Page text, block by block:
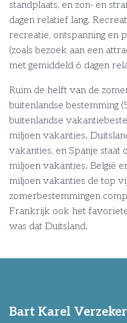
standplaats, en zon- en
dagen relatief lang.
recreatie, ontspanning en
(zoals bezoek aan een
met gemiddeld 6 dagen
Ruim de helft van de
buitenlandse bestemming
buitenlandse
miljoen vakanties.
vakanties, en Spanje
miljoen vakanties. België
miljoen vakanties de top
zomerbestemmingen
Frankrijk ook het
was dat Duitsland.
Bart Karel